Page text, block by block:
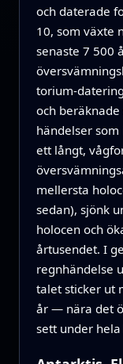
och daterade
10, som växte
senaste 7 500
torium-
och
händelser
ett långt,
mellersta
sedan), sjönk
holocen och
årtusendet. I
regnhändelse
talet sticker ut
år — nära det
sett under hela